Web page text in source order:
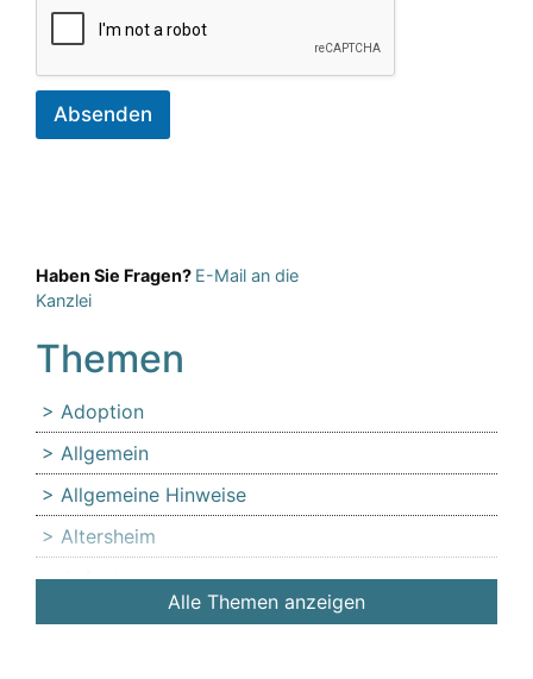
Absenden
Haben Sie Fragen? E-Mail an die
Kanzlei
Themen
Adoption
Allgemein
Allgemeine Hinweise
Altersheim
Anfechtung
Angehörige
Alle Themen anzeigen